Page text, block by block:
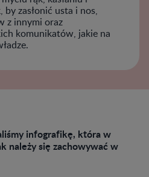
zasłonić usta i nos,
z innymi oraz
komunikatów, jakie na
infografikę, która w
należy się zachowywać w